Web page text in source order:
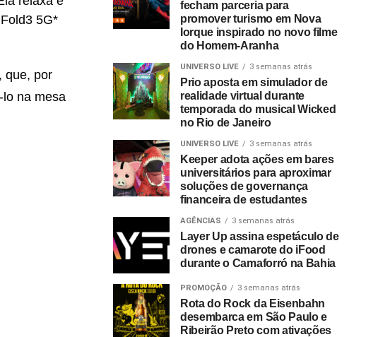
5G*
que, por
lo na mesa
fecham parceria para
promover turismo em Nova
Iorque inspirado no novo filme
do Homem-Aranha
UNIVERSO LIVE 3 semanas atrás
Prio aposta em simulador de
realidade virtual durante
temporada do musical Wicked
no Rio de Janeiro
UNIVERSO LIVE 3 semanas atrás
Keeper adota ações em bares
universitários para aproximar
soluções de governança
financeira de estudantes
AGÊNCIAS 3 semanas atrás
Layer Up assina espetáculo de
drones e camarote do iFood
durante o Camaforró na Bahia
PROMOÇÃO 3 semanas atrás
Rota do Rock da Eisenbahn
desembarca em São Paulo e
Ribeirão Preto com ativações